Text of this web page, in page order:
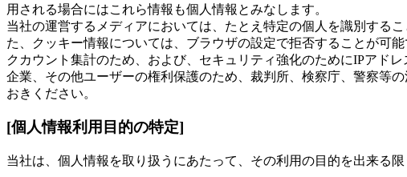
用される場合にはこれら情報も個人情報とみなします。
当社の運営するメディアにおいては、たとえ特定の個人を識別する
た、クッキー情報については、ブラウザの設定で拒否することが可
クカウント集計のため、および、セキュリティ強化のためにIPアド
企業、その他ユーザーの権利保護のため、裁判所、検察庁、警察等
おきください。
[個人情報利用目的の特定]
当社は、個人情報を取り扱うにあたって、その利用の目的を出来る限